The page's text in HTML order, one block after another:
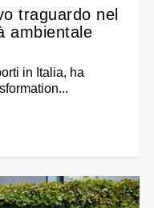
traguardo nel
ambientale
in Italia, ha